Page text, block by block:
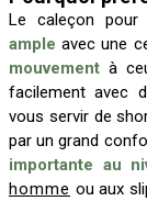
Le caleçon
ample avec une
mouvement à
facilement avec
vous servir de
par un grand
importante au
homme ou aux